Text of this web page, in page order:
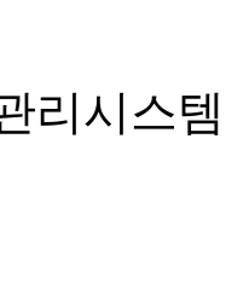
리시스